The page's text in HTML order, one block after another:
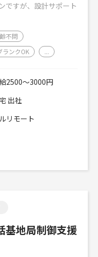
ですが、設計サポート
不問
ランクOK ...
2500～3000円
出社
リモート
基地局制御支援